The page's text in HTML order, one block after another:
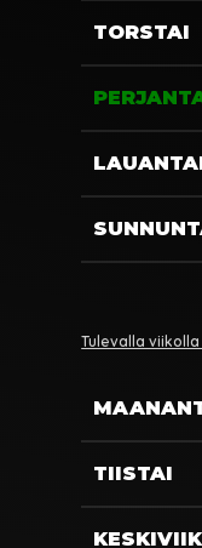
TORSTAI
Tulevalla
TIISTAI